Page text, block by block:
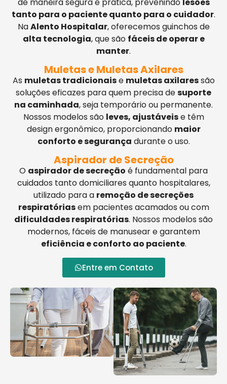
tanto para o paciente quanto para o cuidador.
NaAlento Hospitalar, oferecemos guinchos de
alta tecnologia, que são fáceis de operar e
manter.
Muletas e Muletas Axilares
As muletas tradicionaise muletas axilaressão
soluções eficazes para quem precisa desuporte
na caminhada, seja temporário ou permanente.
Nossos modelos são leves, ajustáveise têm
design ergonômico, proporcionando maior
conforto e segurança durante o uso.
Aspirador de Secreção
O aspirador de secreção é fundamental para
cuidados tanto domiciliares quanto hospitalares,
utilizado para a remoção de secreções
respiratóriasem pacientes acamados ou com
dificuldades respiratórias. Nossos modelos são
modernos, fáceis de manusear e garantem
eficiência e conforto ao paciente.
Entre em Contato